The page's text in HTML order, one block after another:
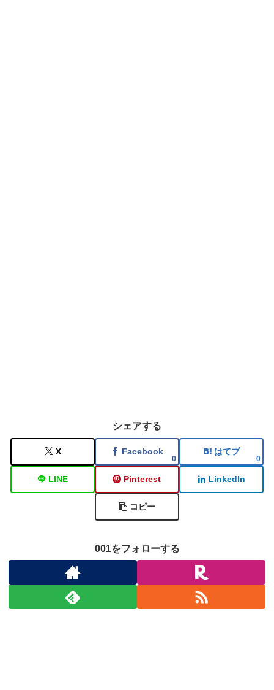
シェアする
X Facebook
0
はてブ
0
LINE Pinterest LinkedIn
コピー
001をフォローする